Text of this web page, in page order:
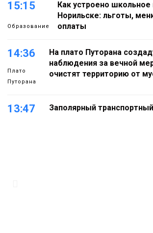
15:15
Образование
Как устроено школьное
Норильске: льготы,
оплаты
14:36
Плато
Путорана
На плато Путорана
наблюдения за вечной
очистят территорию от
13:47
Заполярный